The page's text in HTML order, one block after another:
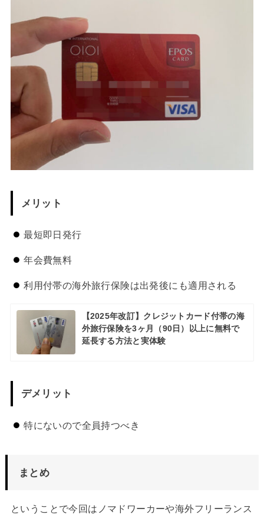
メリット
最短即日発行
年会費無料
利用付帯の海外旅行保険は出発後にも適用される
【2025年改訂】クレジットカード付帯の海
外旅行保険を3ヶ月（90日）以上に無料で
延長する方法と実体験
デメリット
特にないので全員持つべき
まとめ
ということで今回はノマドワーカーや海外フリーランス